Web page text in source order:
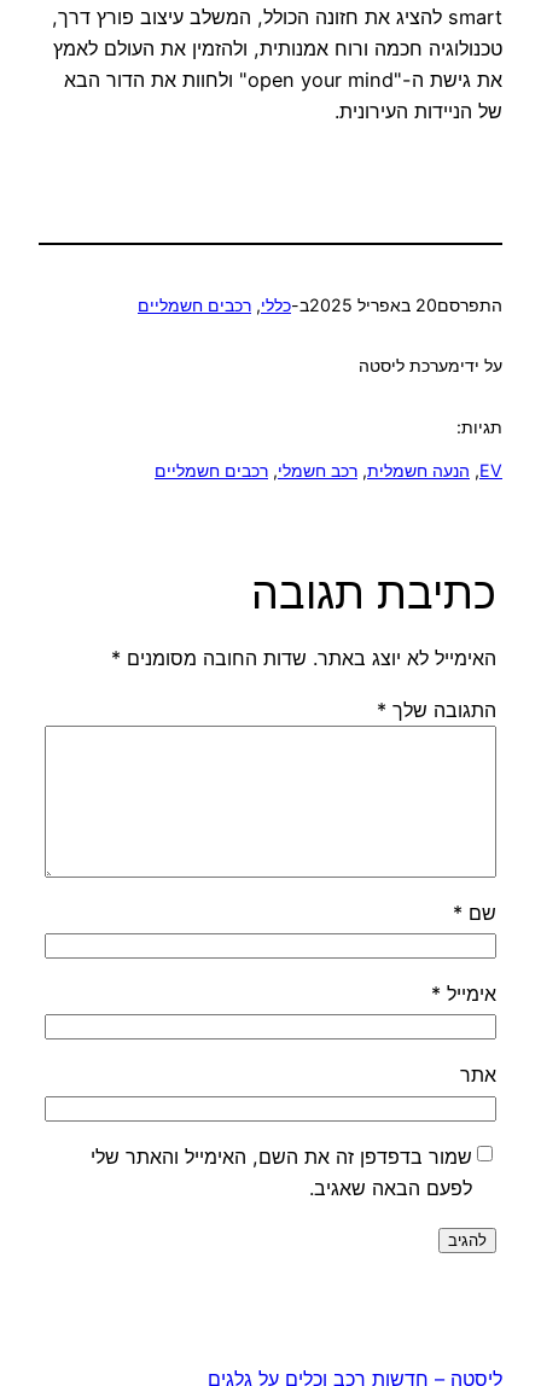
smart להציג את חזונה הכולל, המשלב עיצוב פורץ דרך,
טכנולוגיה חכמה ורוח אמנותית, ולהזמין את העולם לאמץ
את גישת ה-"open your mind" ולחוות את הדור הבא
של הניידות העירונית.
התפרסם20 באפריל 2025 ב-כללי, רכבים חשמליים
על ידימערכת ליסטה
תגיות:
EV
, הנעה חשמלית, רכב חשמלי, רכבים חשמליים
כתיבת תגובה
האימייל לא יוצג באתר. שדות החובה מסומנים *
התגובה שלך *
שם *
אימייל *
אתר
שמור בדפדפן זה את השם, האימייל והאתר שלי
לפעם הבאה שאגיב.
ליסטה – חדשות רכב וכלים על גלגים